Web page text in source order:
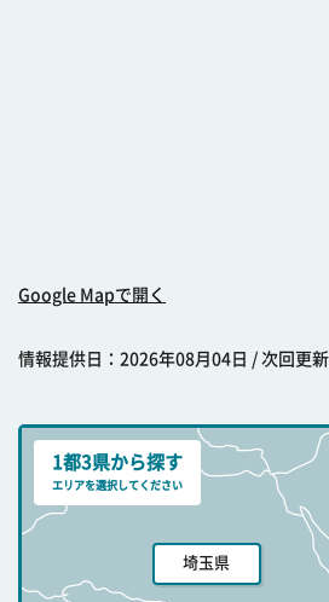
Google Mapで開く
情報提供日：2026年08月04日 / 次回更
1都3県から探す
エリアを選択してください
埼玉県